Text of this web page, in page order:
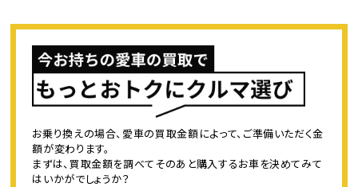
お乗り換えの場合、愛車の買取金額によって、ご準備いただく金
額が変わります。
まずは、買取金額を調べてそのあと購入するお車を決めてみて
はいかがでしょうか？